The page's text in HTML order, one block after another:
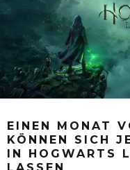
EINEN MONAT
KÖNNEN SICH
IN HOGWARTS